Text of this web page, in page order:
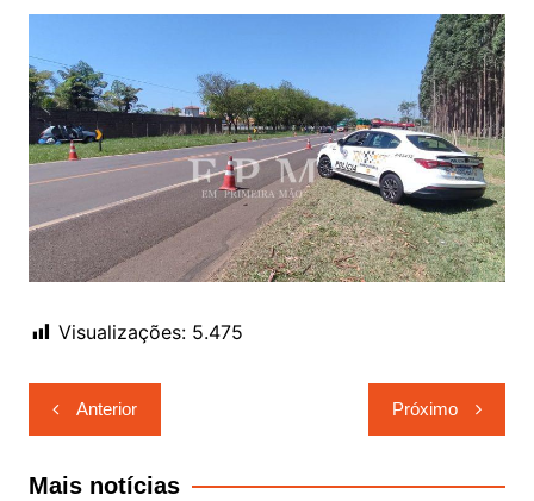
Visualizações: 5.475
Navegação
de
Post
Anterior Próximo
Mais notícias